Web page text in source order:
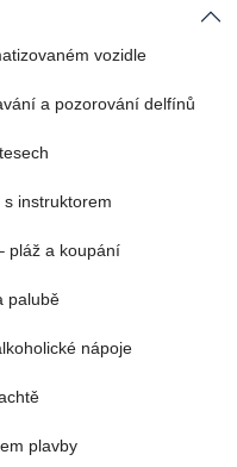
vozidle
a pozorování delfínů
instruktorem
pláž a koupání
palubě
nápoje
plavby